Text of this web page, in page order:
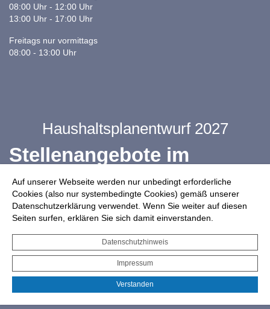
Auf unserer Webseite werden nur unbedingt erforderliche
Cookies (also nur systembedingte Cookies) gemäß unserer
Datenschutzerklärung verwendet. Wenn Sie weiter auf diesen
Seiten surfen, erklären Sie sich damit einverstanden.
Datenschutzhinweis
Impressum
Verstanden
08:00 Uhr - 12:00 Uhr
13:00 Uhr - 17:00 Uhr
Freitags nur vormittags
08:00 - 13:00 Uhr
Haushaltsplanentwurf 2027
Stellenangebote im
Ganztag
Infos zur Drohnennutzung
Starkregengefahrenkarte
Serviceportal für Bürger*innen
Interaktiver Haushalt